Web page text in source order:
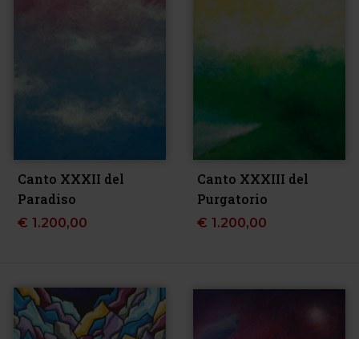
Canto XXXII del
Paradiso
€ 1.200,00
Canto XXXIII del
Purgatorio
€ 1.200,00